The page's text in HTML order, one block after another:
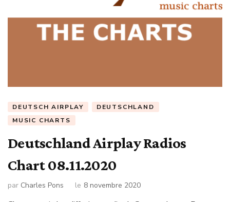
DEUTSCH AIRPLAY
DEUTSCHLAND
MUSIC CHARTS
Deutschland Airplay Radios
Chart 08.11.2020
par Charles Pons le 8 novembre 2020